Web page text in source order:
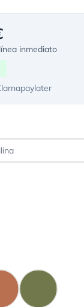
inmediato